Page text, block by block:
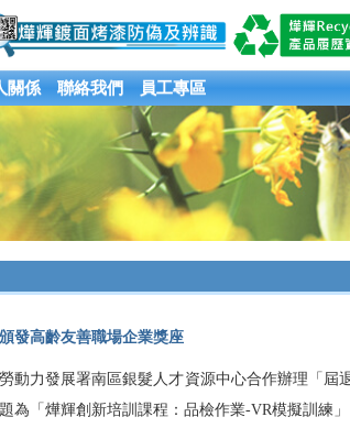
關係 聯絡我們 員工專區
發高齡友善職場企業獎座
動力發展署南區銀髮人才資源中心合作辦理「屆
為「燁輝創新培訓課程：品檢作業-VR模擬訓練